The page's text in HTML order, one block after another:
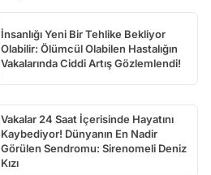
İnsanlığı Yeni Bir Tehlike Bekliyor
Olabilir: Ölümcül Olabilen Hastalığın
Vakalarında Ciddi Artış Gözlemlendi!
Vakalar 24 Saat İçerisinde Hayatını
Kaybediyor! Dünyanın En Nadir
Görülen Sendromu: Sirenomeli Deniz
Kızı